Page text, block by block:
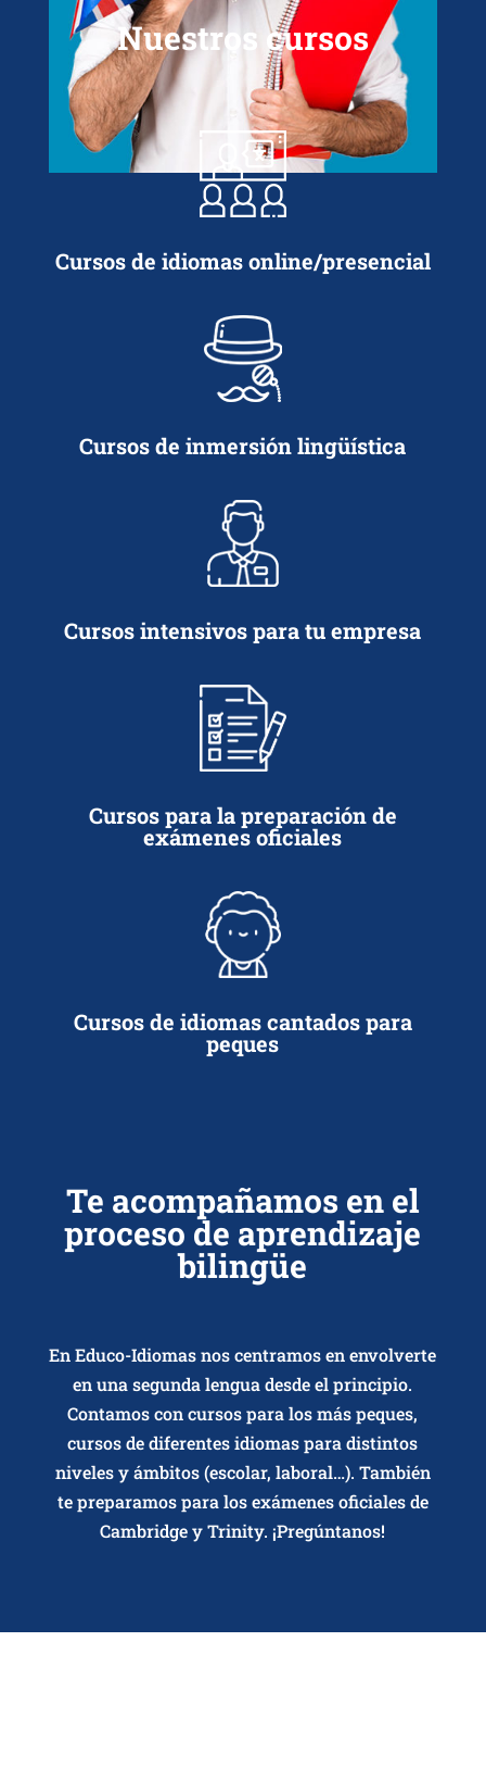
Nuestros cursos
Cursos de idiomas online/presencial
Cursos de inmersión lingüística
Cursos intensivos para tu empresa
Cursos para la preparación de
exámenes oficiales
Cursos de idiomas cantados para
peques
Te acompañamos en el
proceso de aprendizaje
bilingüe
En Educo-Idiomas nos centramos en envolverte
en una segunda lengua desde el principio.
Contamos con cursos para los más peques,
cursos de diferentes idiomas para distintos
niveles y ámbitos (escolar, laboral…). También
te preparamos para los exámenes oficiales de
Cambridge y Trinity. ¡Pregúntanos!